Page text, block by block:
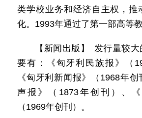
类学校业务和经济自主权，推
化。1993年通过了第一部高等教
【新闻出版】 发行量较
要有：《匈牙利民族报》（
《匈牙利新闻报》（1968年
声报》（1873年创刊）、《
（1969年创刊）。